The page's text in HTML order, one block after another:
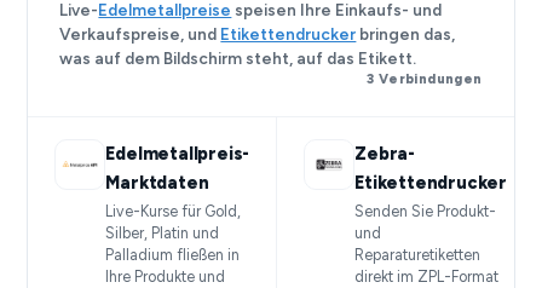
Live-Edelmetallpreise speisen Ihre Einkaufs- und
Verkaufspreise, und Etikettendrucker bringen das,
was auf dem Bildschirm steht, auf das Etikett.
3 Verbindungen
Edelmetallpreis-
Marktdaten
Live-Kurse für Gold,
Silber, Platin und
Palladium fließen in
Ihre Produkte und
Zebra-
Etikettendrucker
Senden Sie Produkt-
und
Reparaturetiketten
direkt im ZPL-Format